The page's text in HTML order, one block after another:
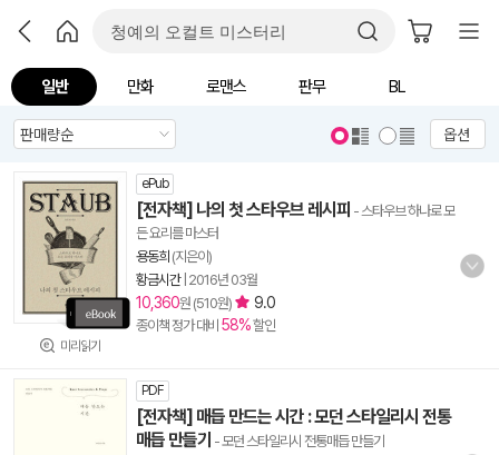
일반 만화 로맨스 판무 BL
옵션
미리읽기
ePub
[전자책] 나의 첫 스타우브 레시피 - 스타우브 하나로 모
든 요리를 마스터
용동희 (지은이)
황금시간| 2016년 03월
10,360원 (510원) 9.0
종이책 정가 대비 58%할인
PDF
[전자책] 매듭 만드는 시간 : 모던 스타일리시 전통
매듭 만들기 - 모던 스타일리시 전통매듭 만들기